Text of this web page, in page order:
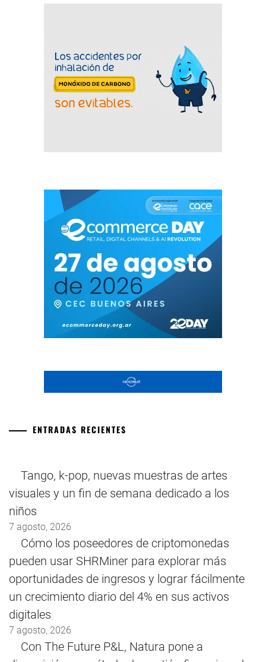
ENTRADAS RECIENTES
Tango, k-pop, nuevas muestras de artes
visuales y un fin de semana dedicado a los
niños
7 agosto, 2026
Cómo los poseedores de criptomonedas
pueden usar SHRMiner para explorar más
oportunidades de ingresos y lograr fácilmente
un crecimiento diario del 4% en sus activos
digitales
7 agosto, 2026
Con The Future P&L, Natura pone a